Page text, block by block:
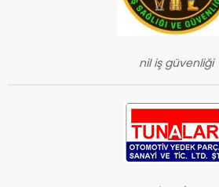
nil iş güvenliği